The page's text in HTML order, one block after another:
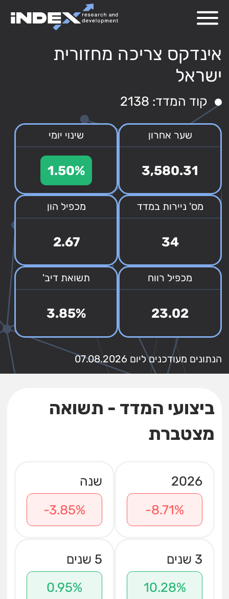
אינדקס צריכה מחזורית
ישראל
קוד המדד: 2138
שער אחרון
3,580.31
שינוי יומי
1.50%
מס' ניירות במדד
34
מכפיל הון
2.67
מכפיל רווח
23.02
תשואת דיב'
3.85%
הנתונים מעודכנים ליום 07.08.2026
ביצועי המדד - תשואה
מצטברת
2026
-8.71%
שנה
-3.85%
3 שנים
10.28%
5 שנים
0.95%